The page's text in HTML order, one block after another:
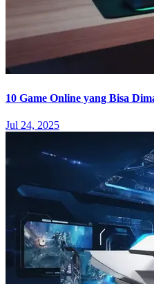
10 Game Online yang Bisa
Jul 24, 2025